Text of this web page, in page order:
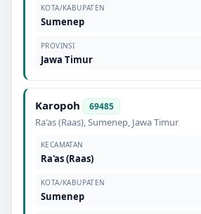
KOTA/KABUPATEN
Sumenep
PROVINSI
Jawa Timur
Karopoh 69485
Ra'as (Raas),Sumenep, Jawa Timur
KECAMATAN
Ra'as (Raas)
KOTA/KABUPATEN
Sumenep